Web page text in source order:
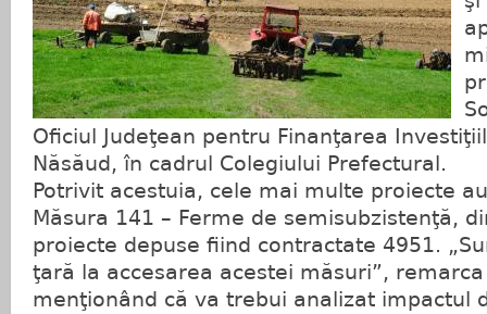
Oficiul Judeţean pentru Finanţarea
Năsăud, în cadrul Colegiului Prefectural.
Potrivit acestuia, cele mai multe proiecte
Măsura 141 – Ferme de semisubzistenţă,
proiecte depuse fiind contractate 4951.
ţară la accesarea acestei măsuri”, remarca
menţionând că va trebui analizat impactul